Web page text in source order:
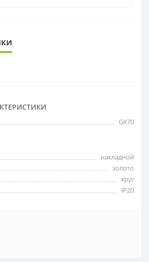
GX70
накладной
золото
круг
IP20